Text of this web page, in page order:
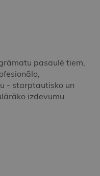
pasaulē tiem,
- starptautisko un
izdevumu